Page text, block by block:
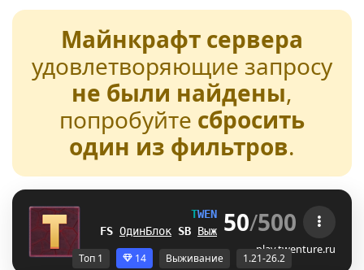
Майнкрафт сервера
удовлетворяющие запросу
не были найдены,
попробуйте сбросить
один из фильтров.
TWEN UR E
[1.21-26.2]
ZH ОдинБлок WO Выживание WG БедВарс
50/500
play.twenture.ru
Топ 1 14 Выживание 1.21-26.2